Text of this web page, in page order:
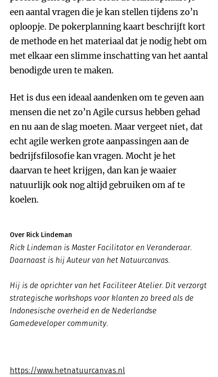
een aantal vragen die je kan stellen tijdens zo’n
oploopje. De pokerplanning kaart beschrijft kort
de methode en het materiaal dat je nodig hebt om
met elkaar een slimme inschatting van het aantal
benodigde uren te maken.
Het is dus een ideaal aandenken om te geven aan
mensen die net zo’n Agile cursus hebben gehad
en nu aan de slag moeten. Maar vergeet niet, dat
echt agile werken grote aanpassingen aan de
bedrijfsfilosofie kan vragen. Mocht je het
daarvan te heet krijgen, dan kan je waaier
natuurlijk ook nog altijd gebruiken om af te
koelen.
Over Rick Lindeman
Rick Lindeman is Master Facilitator en Veranderaar.
Daarnaast is hij Auteur van het Natuurcanvas.
Hij is de oprichter van het Faciliteer Atelier. Dit verzorgt
strategische workshops voor klanten zo breed als de
Indonesische overheid en de Nederlandse
Gamedeveloper community.
https://www.hetnatuurcanvas.nl